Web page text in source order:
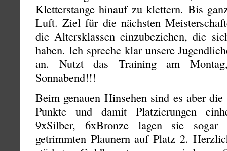
Kletterstange hinauf zu klettern. Bis
Luft. Ziel für die nächsten
die Altersklassen einzubeziehen, die
haben. Ich spreche klar unsere
an. Nutzt das Training am
Sonnabend!!!
Beim genauen Hinsehen sind es aber
Punkte und damit Platzierungen
9xSilber, 6xBronze lagen sie
getrimmten Plaunern auf Platz 2.